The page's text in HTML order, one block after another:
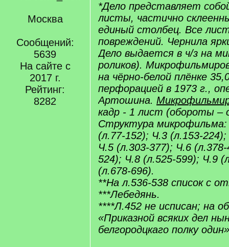
Москва
Сообщений:
5639
На сайте с
2017 г.
Рейтинг:
8282
*Дело представляет
листы, частично
единый столбец. Все
повреждений. Чернила
Дело выдается в ч/з на
роликов).
на чёрно-белой плёнке
перфорацией в 1973 г.,
Артошина.
кадр - 1 лист (обороты –
Структура
(л.77-152); Ч.3 (л.153-
Ч.5 (л.303-377); Ч.6
524); Ч.8 (л.525-599); Ч.9
(л.678-696).
**На л.536-538 список с
***Лебедянь.
****Л.452 не исписан; на
«Приказной всяких дел
белгородцкаго полку